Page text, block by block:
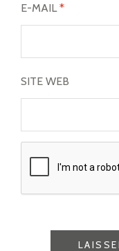
E-MAIL *
SITE WEB